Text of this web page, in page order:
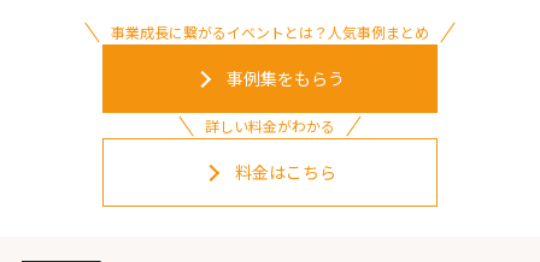
事業成長に繋がるイベントとは？人気事例まとめ
事例集をもらう
詳しい料金がわかる
料金はこちら